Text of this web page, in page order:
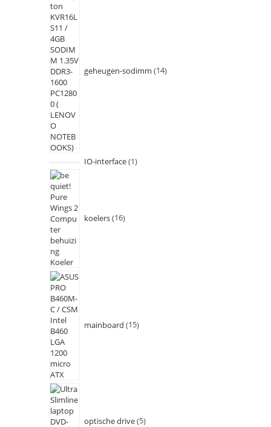
geheugen-sodimm 14
IO-interface 1
koelers 16
mainboard 15
optische drive 5